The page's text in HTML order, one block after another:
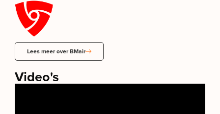
Lees meer over BMair
Video's